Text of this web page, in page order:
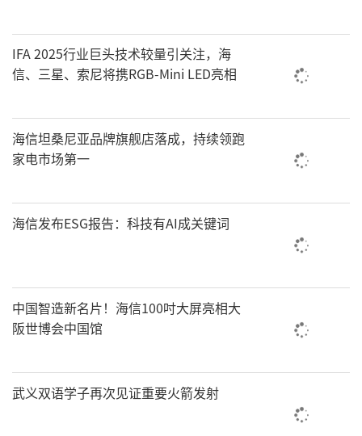
IFA 2025行业巨头技术较量引关注，海
信、三星、索尼将携RGB-Mini LED亮相
海信坦桑尼亚品牌旗舰店落成，持续领跑
家电市场第一
海信发布ESG报告：科技有AI成关键词
中国智造新名片！海信100吋大屏亮相大
阪世博会中国馆
武义双语学子再次见证重要火箭发射